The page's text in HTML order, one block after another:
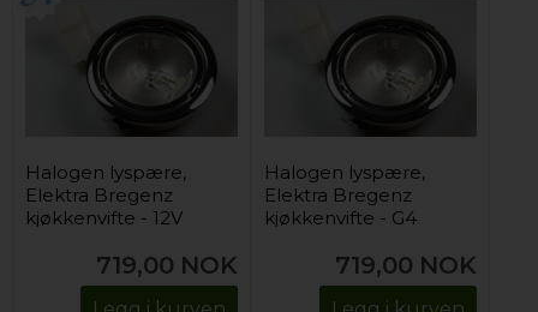
Halogen lyspære,
Elektra Bregenz
kjøkkenvifte - 12V
719,00 NOK
Halogen lyspære,
Elektra Bregenz
kjøkkenvifte - G4
719,00 NOK